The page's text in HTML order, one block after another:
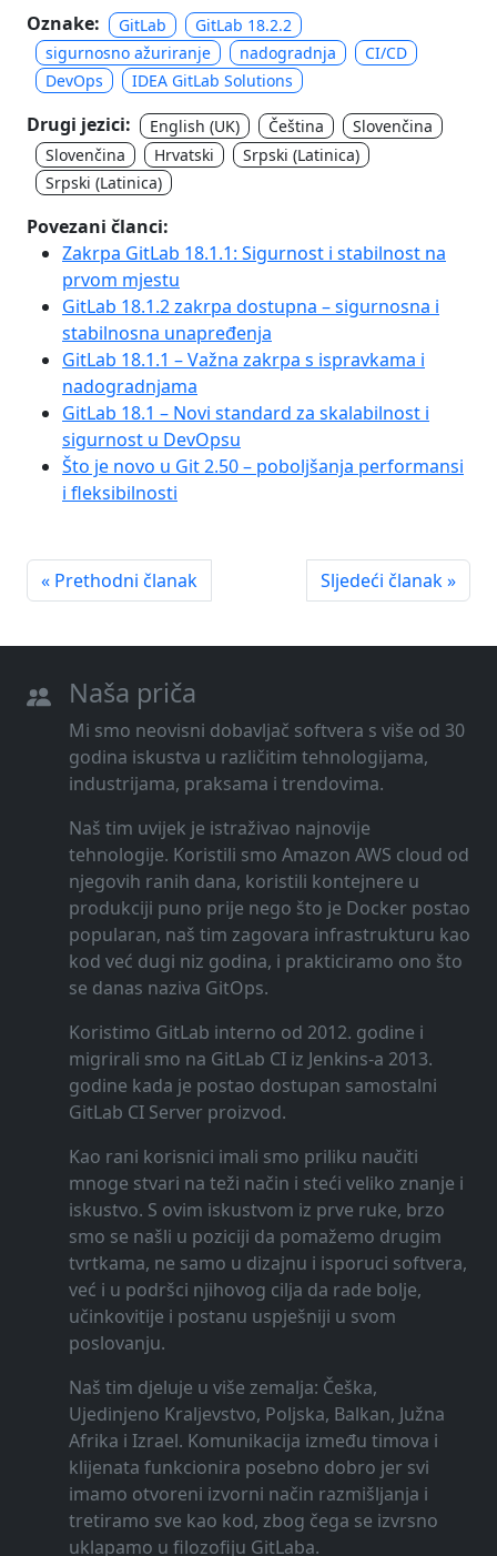
Oznake: GitLab
GitLab 18.2.2
sigurnosno ažuriranje
nadogradnja
CI/CD
DevOps
IDEA GitLab Solutions
Drugi jezici: English (UK) Čeština
Slovenčina
Slovenčina
Hrvatski
Srpski (Latinica)
Srpski (Latinica)
Povezani članci:
Zakrpa GitLab 18.1.1: Sigurnost i stabilnost na
prvom mjestu
GitLab 18.1.2 zakrpa dostupna – sigurnosna i
stabilnosna unapređenja
GitLab 18.1.1 – Važna zakrpa s ispravkama i
nadogradnjama
GitLab 18.1 – Novi standard za skalabilnost i
sigurnost u DevOpsu
Što je novo u Git 2.50 – poboljšanja performansi
i fleksibilnosti
« Prethodni članak Sljedeći članak »
Naša priča
Mi smo neovisni dobavljač softvera s više od 30
godina iskustva u različitim tehnologijama,
industrijama, praksama i trendovima.
Naš tim uvijek je istraživao najnovije
tehnologije. Koristili smo Amazon AWS cloud od
njegovih ranih dana, koristili kontejnere u
produkciji puno prije nego što je Docker postao
popularan, naš tim zagovara infrastrukturu kao
kod već dugi niz godina, i prakticiramo ono što
se danas naziva GitOps.
Koristimo GitLab interno od 2012. godine i
migrirali smo na GitLab CI iz Jenkins-a 2013.
godine kada je postao dostupan samostalni
GitLab CI Server proizvod.
Kao rani korisnici imali smo priliku naučiti
mnoge stvari na teži način i steći veliko znanje i
iskustvo. S ovim iskustvom iz prve ruke, brzo
smo se našli u poziciji da pomažemo drugim
tvrtkama, ne samo u dizajnu i isporuci softvera,
već i u podršci njihovog cilja da rade bolje,
učinkovitije i postanu uspješniji u svom
poslovanju.
Naš tim djeluje u više zemalja: Češka,
Ujedinjeno Kraljevstvo, Poljska, Balkan, Južna
Afrika i Izrael. Komunikacija između timova i
klijenata funkcionira posebno dobro jer svi
imamo otvoreni izvorni način razmišljanja i
tretiramo sve kao kod, zbog čega se izvrsno
uklapamo u filozofiju GitLaba.